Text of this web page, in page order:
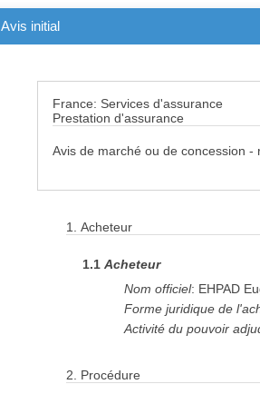
Avis initial
France: Services d'assurance
Prestation d'assurance
Avis de marché ou de concession -
1.Acheteur
1.1Acheteur
Nom officiel: EHPAD
Forme juridique de
Activité du pouvoir
2. Procédure